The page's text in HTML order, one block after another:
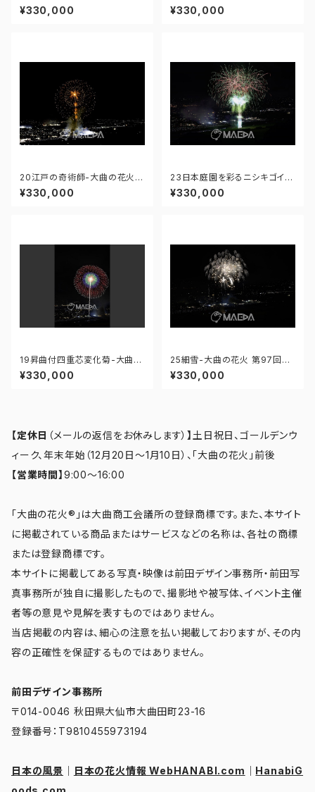
の花火 第97回全国花火競技大
会 - 176671212247688
¥330,000
変化菊-大曲の花火 第97回全
国花火競技大会 - 1766712115
¥330,000
20江戸の奇術師-大曲の花火
第97回全国花火競技大会 - 17
6671211890980
¥330,000
23日本庭園を彩るニシキゴイ-
大曲の花火 第97回全国花火競
技大会 - 176671212121689
¥330,000
19昇曲付四重芯変化菊-大曲の
花火 第97回全国花火競技大会
- 176671211762842
¥330,000
25細雪-大曲の花火 第97回全
国花火競技大会 - 176671212
319190
¥330,000
【定休日 （メールの返信をお休みします）】 土日祝日、ゴールデンウ
ィーク、年末年始（12月20日～1月10日）、「大曲の花火」前後
【営業時間】 9:00～16:00
「大曲の花火®」は大曲商工会議所の登録商標です。また、本サイト
に掲載されている商品またはサービスなどの名称は、各社の商標
または登録商標です。
本サイトに掲載してある写真・映像は前田デザイン事務所・前田写
真事務所が独自に撮影したもので、撮影地や被写体、イベント主催
者等の意見や見解を表すものではありません。
当店掲載の内容は、細心の注意を払い掲載しておりますが、その内
容の正確性を保証するものではありません。
前田デザイン事務所
〒014-0046 秋田県大仙市大曲田町23-16
登録番号：T9810455973194
日本の風景 日本の花火情報 WebHANABI.com
HanabiG